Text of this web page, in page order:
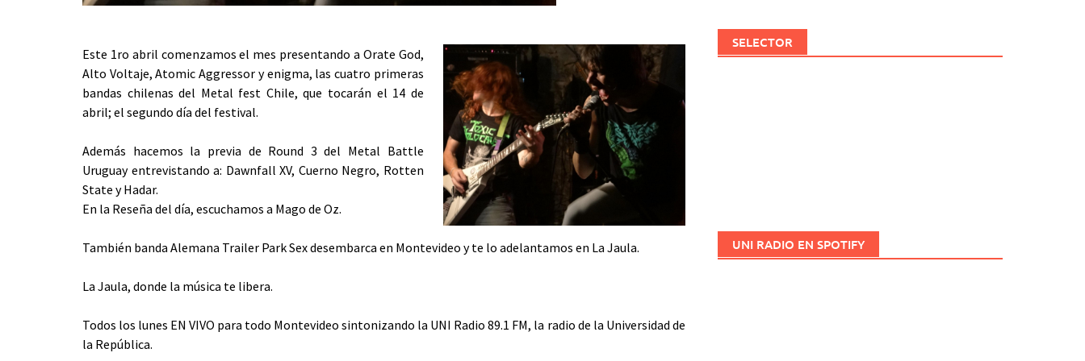
Este 1ro abril comenzamos el mes presentando a Orate God,
Alto Voltaje, Atomic Aggressor y enigma, las cuatro primeras
bandas chilenas del Metal fest Chile, que tocarán el 14 de
abril; el segundo día del festival.
Además hacemos la previa de Round 3 del Metal Battle
Uruguay entrevistando a: Dawnfall XV, Cuerno Negro, Rotten
State y Hadar.
En la Reseña del día, escuchamos a Mago de Oz.
También banda Alemana Trailer Park Sex desembarca en Montevideo y te lo adelantamos en La Jaula.
La Jaula, donde la música te libera.
Todos los lunes EN VIVO para todo Montevideo sintonizando la UNI Radio 89.1 FM, la radio de la Universidad de
la República.
SELECTOR
UNI RADIO EN SPOTIFY